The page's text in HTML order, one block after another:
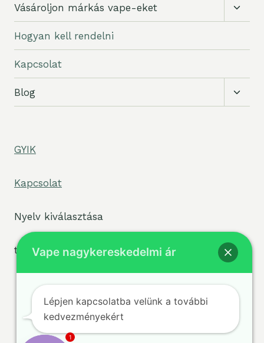
Vásároljon márkás vape-eket
Hogyan kell rendelni
Kapcsolat
Blog
GYIK
Kapcsolat
Nyelv kiválasztása
tpe widget="select2/tpw_select2.php"
Feltételek
Adatvédelmi
© 2026 sigvape.com -
WordPress téma:
Vape nagykereskedelmi ár
Lépjen kapcsolatba velünk a további
kedvezményekért
1